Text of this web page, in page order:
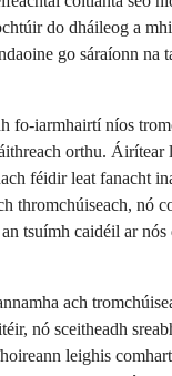
do dháileog a
go sáraíonn na
fo-iarmhairtí níos
orthu. Áirítear
féidir leat fanacht
thromchúiseach, nó
tsuímh caidéil ar nós
ach
nó sceitheadh
leighis